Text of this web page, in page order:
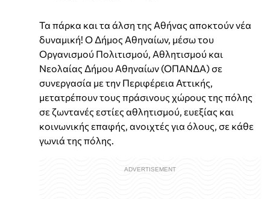
Τα πάρκα και τα άλση της Αθήνας αποκτούν νέα
δυναμική! Ο Δήμος Αθηναίων, μέσω του
Οργανισμού Πολιτισμού, Αθλητισμού και
Νεολαίας Δήμου Αθηναίων (ΟΠΑΝΔΑ) σε
συνεργασία με την Περιφέρεια Αττικής,
μετατρέπουν τους πράσινους χώρους της πόλης
σε ζωντανές εστίες αθλητισμού, ευεξίας και
κοινωνικής επαφής, ανοιχτές για όλους, σε κάθε
γωνιά της πόλης.